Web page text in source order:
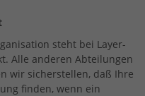
steht bei Layer-
Alle anderen Abteilungen
wir sicherstellen, daß Ihre
finden, wenn ein